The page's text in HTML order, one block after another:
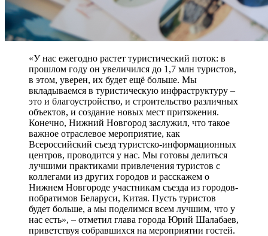
«У нас ежегодно растет туристический поток: в
прошлом году он увеличился до 1,7 млн туристов,
в этом, уверен, их будет ещё больше. Мы
вкладываемся в туристическую инфраструктуру –
это и благоустройство, и строительство различных
объектов, и создание новых мест притяжения.
Конечно, Нижний Новгород заслужил, что такое
важное отраслевое мероприятие, как
Всероссийский съезд туристско-информационных
центров, проводится у нас. Мы готовы делиться
лучшими практиками привлечения туристов с
коллегами из других городов и расскажем о
Нижнем Новгороде участникам съезда из городов-
побратимов Беларуси, Китая. Пусть туристов
будет больше, а мы поделимся всем лучшим, что у
нас есть», – отметил глава города Юрий Шалабаев,
приветствуя собравшихся на мероприятии гостей.